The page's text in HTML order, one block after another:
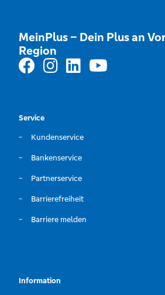
MeinPlus – Dein Plus an
Region
Service
Kundenservice
Bankenservice
Partnerservice
Barrierefreiheit
Barriere melden
Information